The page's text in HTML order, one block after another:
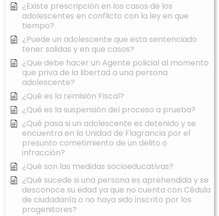
¿Existe prescripción en los casos de los
adolescentes en conflicto con la ley en que
tiempo?
¿Puede un adolescente que esta sentenciado
tener salidas y en que casos?
¿Que debe hacer un Agente policial al momento
que priva de la libertad a una persona
adolescente?
¿Qué es la remisión Fiscal?
¿Qué es la suspensión del proceso a prueba?
¿Qué pasa si un adolescente es detenido y se
encuentra en la Unidad de Flagrancia por el
presunto cometimiento de un delito o
infracción?
¿Qué son las medidas socioeducativas?
¿Qué sucede si una persona es aprehendida y se
desconoce su edad ya que no cuenta con Cédula
de ciudadanía o no haya sido inscrito por los
progenitores?